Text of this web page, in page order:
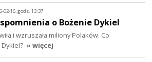
02-16, godz. 13:37
o Bożenie Dykiel
i wzruszała miliony Polaków. Co
» więcej